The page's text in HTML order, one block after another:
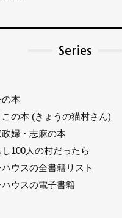
Series
の本
の本 (きょうの猫村さん)
婦・志麻の本
100人の村だったら
ウスの全書籍リスト
ウスの電子書籍